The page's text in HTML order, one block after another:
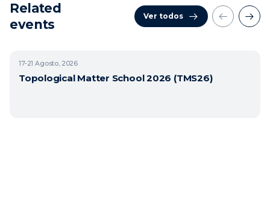
Related
events
Ver todos
17-21Agosto, 2026
Topological Matter School 2026 (TMS26)